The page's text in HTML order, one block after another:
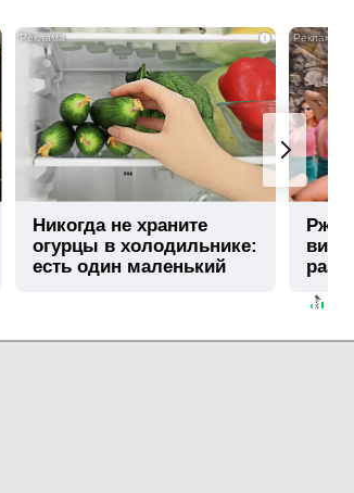
i
Никогда не храните
огурцы в холодильнике:
есть один маленький
Ржу
раз